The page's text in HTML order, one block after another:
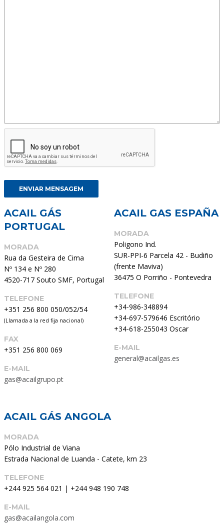
ACAIL GÁS
PORTUGAL
MORADA
Rua da Gesteira de Cima
Nº 134 e Nº 280
4520-717 Souto SMF, Portugal
TELEFONE
+351 256 800 050/052/54
(Llamada a la red fija nacional)
FAX
+351 256 800 069
E-MAIL
gas@acailgrupo.pt
ACAIL GAS ESPAÑA
MORADA
Poligono Ind.
SUR-PPI-6 Parcela 42 - Budiño
(frente Maviva)
36475 O Porriño - Pontevedra
TELEFONE
+34-986-348894
+34-697-579646 Escritório
+34-618-255043 Oscar
E-MAIL
general@acailgas.es
ACAIL GÁS ANGOLA
MORADA
Pólo Industrial de Viana
Estrada Nacional de Luanda - Catete, km 23
TELEFONE
+244 925 564 021 | +244 948 190 748
E-MAIL
gas@acailangola.com